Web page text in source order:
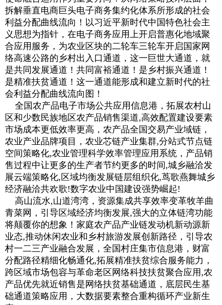
拆解垂直电商巨头电子商务集约化体系所形成的社会
利益分配曲线流向！以习近平新时代中国特色社会主
义思想为指针，在电子商务应用上开启普惠化地域聚
合应用服务，为农业区块的二轮车三轮车开启国家网
络高速公路的乡村出入口通道，这一巨世大通道，就
是共同发展通道！共同富裕通道！是乡村振兴通道！
是精准扶贫通道！这一通道能形成和建立新时代的社
会利益分配曲线流向图！
全国农产品电子市场公共应用信息港，拓展农村山
区和少数民族地区农产品销售渠道,高效配置建设要素
市场成本更低效率更高，农产品全国交易产业域链，
农业产业品牌项目，农业芯链产业集群,分站式节点链
空间策略化,农业管理科学效率管理应用系统，产品销
售过程中让更多的生产者节约更多的时间,城乡融洽发
展云端策略化,区域均衡发展链层组织化,茑歌燕舞城乡
经济融洽共欢歌!数字农业中国建设强势崛起!
高山流水,山道湾湾，资源集成共享效率变革牧羊曲
青菜网，引导区域经济均衡发展,强大的立体链湾功能
将颠覆你的想象！家庭农产品产业链发动机新动源新
业态,推动休闲农业和乡村旅游发展创新路径，引导农
村一二三产业融合发展，全国村庄集市信息港，财富
分配路径精细化畅通化,拓展精准扶贫综合服务能力，
跨区域市场包容与革命老区网络科技扶贫聚合应用,农
产品优先就近销售是网络扶贫基础通道，底层民生基
础通道策略应用，大数据要素整合重构循环产业新生